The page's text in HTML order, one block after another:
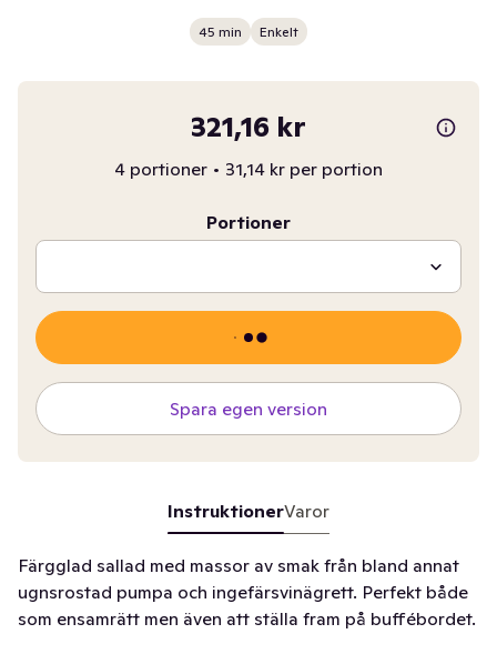
45 min Enkelt
321,16 kr
4 portioner • 31,14 kr per portion
Portioner
Spara egen version
InstruktionerVaror
Färgglad sallad med massor av smak från bland annat
ugnsrostad pumpa och ingefärsvinägrett. Perfekt både
som ensamrätt men även att ställa fram på buffébordet.